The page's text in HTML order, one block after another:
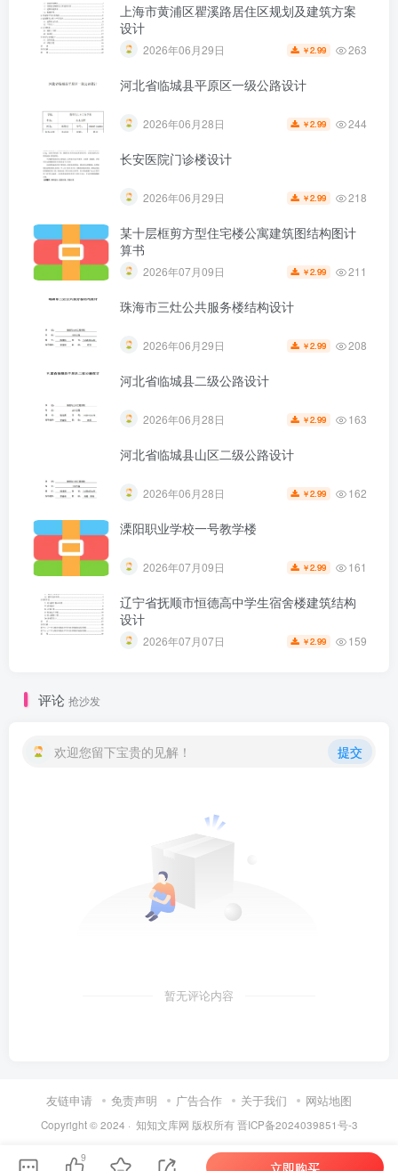
第5页 / 共42页
第6页 / 共42页
上海市黄浦区瞿溪路居住区规划及建筑方案
设计
2026年06月29日 ￥2.99 263
河北省临城县平原区一级公路设计
2026年06月28日 ￥2.99 244
长安医院门诊楼设计
2026年06月29日 ￥2.99 218
某十层框剪方型住宅楼公寓建筑图结构图计
算书
2026年07月09日 ￥2.99 211
珠海市三灶公共服务楼结构设计
2026年06月29日 ￥2.99 208
河北省临城县二级公路设计
2026年06月28日 ￥2.99 163
河北省临城县山区二级公路设计
2026年06月28日 ￥2.99 162
溧阳职业学校一号教学楼
2026年07月09日 ￥2.99 161
辽宁省抚顺市恒德高中学生宿舍楼建筑结构
设计
2026年07月07日 ￥2.99 159
评论 抢沙发
欢迎您留下宝贵的见解！ 提交
暂无评论内容
友链申请 免责声明 广告合作 关于我们 网站地图
Copyright © 2024 · 知知文库网 版权所有晋ICP备2024039851号-3
9
立即购买